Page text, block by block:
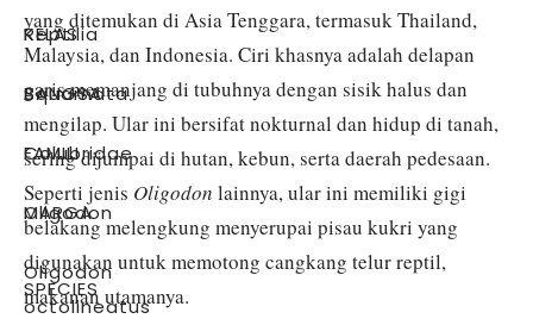
yang ditemukan di Asia Tenggara, termasuk Thailand,
Malaysia, dan Indonesia. Ciri khasnya adalah delapan
garis memanjang di tubuhnya dengan sisik halus dan
mengilap. Ular ini bersifat nokturnal dan hidup di tanah,
sering dijumpai di hutan, kebun, serta daerah pedesaan.
Seperti jenis Oligodon lainnya, ular ini memiliki gigi
belakang melengkung menyerupai pisau kukri yang
digunakan untuk memotong cangkang telur reptil,
makanan utamanya.
KELAS
:Reptilia
BANGSA
:Squamata
FAMILI
:Colubridae
MARGA
:Oligodon
SPECIES
:
Oligodon
octolineatus